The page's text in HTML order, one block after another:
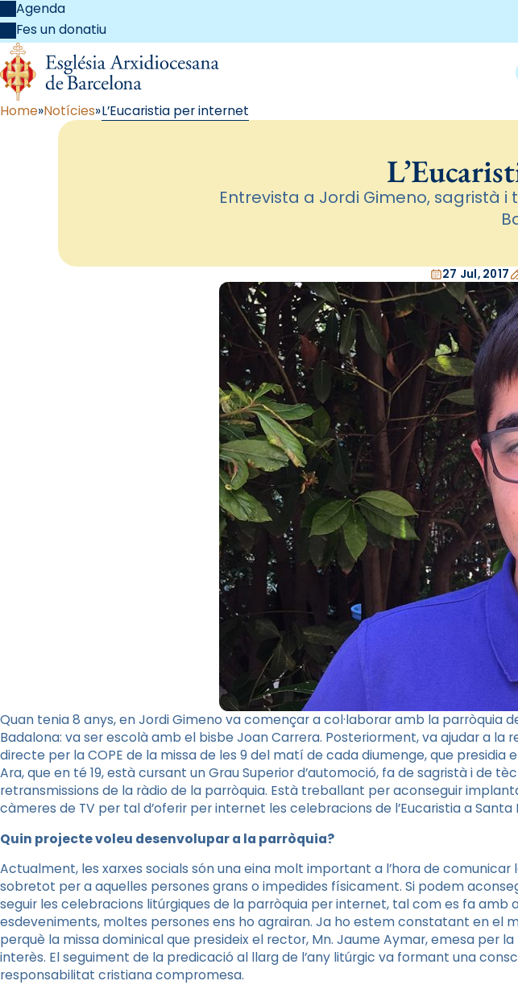
Agenda
Fes un donatiu
Home Notícies L’Eucaristia per internet
Entrevista a Jordi Gimeno, sagristà
27 Jul, 2017
Quan tenia 8 anys, en Jordi Gimeno va començar a col·laborar amb la parròquia
Badalona: va ser escolà amb el bisbe Joan Carrera. Posteriorment, va ajudar a la
directe per la COPE de la missa de les 9 del matí de cada diumenge, que presidia
Ara, que en té 19, està cursant un Grau Superior d’automoció, fa de sagristà i de
retransmissions de la ràdio de la parròquia. Està treballant per aconseguir
càmeres de TV per tal d’oferir per internet les celebracions de l’Eucaristia a Santa
Quin projecte voleu desenvolupar a la parròquia?
Actualment, les xarxes socials són una eina molt important a l’hora de comunicar
sobretot per a aquelles persones grans o impedides físicament. Si podem
seguir les celebracions litúrgiques de la parròquia per internet, tal com es fa amb
esdeveniments, moltes persones ens ho agrairan. Ja ho estem constatant en el
perquè la missa dominical que presideix el rector, Mn. Jaume Aymar, emesa per
interès. El seguiment de la predicació al llarg de l’any litúrgic va formant una
responsabilitat cristiana compromesa.